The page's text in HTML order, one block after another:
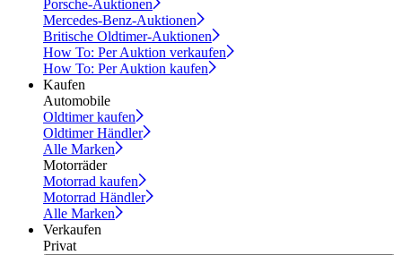
Porsche-Auktionen
Mercedes-Benz-Auktionen
Britische Oldtimer-Auktionen
How To: Per Auktion verkaufen
How To: Per Auktion kaufen
Kaufen
Automobile
Oldtimer kaufen
Oldtimer Händler
Alle Marken
Motorräder
Motorrad kaufen
Motorrad Händler
Alle Marken
Verkaufen
Privat